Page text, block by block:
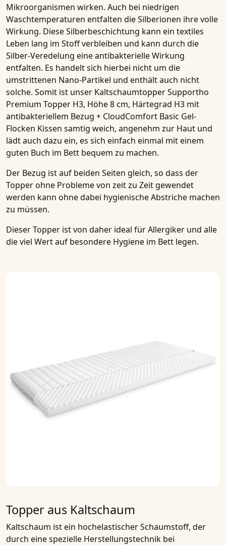
Mikroorganismen wirken. Auch bei niedrigen
Waschtemperaturen entfalten dieSilberionen ihre volle
Wirkung. DieseSilberbeschichtung kann ein textiles
Leben lang im Stoff verbleiben und kann durch die
Silber-Veredelung eineantibakterielle Wirkung
entfalten. Es handelt sich hierbei nicht um die
umstrittenen Nano-Partikel und enthält auch nicht
solche. Somit ist unser Kaltschaumtopper Supportho
Premium Topper H3, Höhe 8 cm, Härtegrad H3 mit
antibakteriellem Bezug + CloudComfort Basic Gel-
Flocken Kissen samtig weich, angenehm zur Haut und
lädt auch dazu ein, es sich einfach einmal mit einem
guten Buch im Bett bequem zu machen.
Der Bezug ist auf beiden Seiten gleich, so dass der
Topper ohne Probleme von zeit zu Zeit gewendet
werden kann ohne dabei hygienische Abstriche machen
zu müssen.
Dieser Topper ist von daher ideal für Allergiker und alle
die viel Wert auf besondere Hygiene im Bett legen.
Topper aus Kaltschaum
Kaltschaum ist ein hochelastischer Schaumstoff, der
durch eine spezielle Herstellungstechnik bei